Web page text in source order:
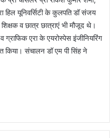
हिल यूनिवर्सिटी के कुलपति डॉ संजय
व छात्र छात्राएं भी मौजूद थे।
एरा के एयरोस्पेस इंजीनियरिंग
संचालन डॉ एम पी सिंह ने